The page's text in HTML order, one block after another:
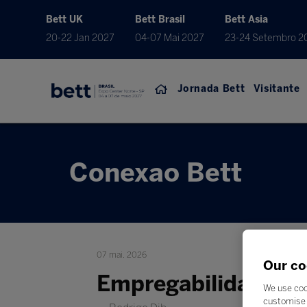
Bett UK
20-22 Jan 2027
Bett Brasil
04-07 Mai 2027
Bett Asia
23-24 Setembro
Jornada Bett Visitante
Conexao Bett
07 mai. 2026
Empregabilidade e
Our
We use
customise